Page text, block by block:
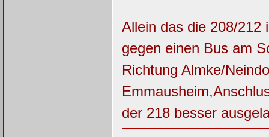
Allein das die 208/212
gegen einen Bus am
Richtung Almke/
der 218 besser